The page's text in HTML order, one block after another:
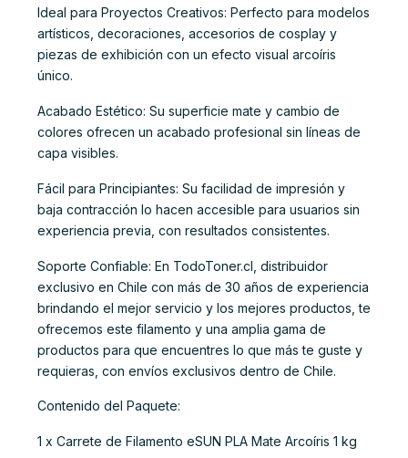
Ideal para Proyectos Creativos: Perfecto para modelos
artísticos, decoraciones, accesorios de cosplay y
piezas de exhibición con un efecto visual arcoíris
único.
Acabado Estético: Su superficie mate y cambio de
colores ofrecen un acabado profesional sin líneas de
capa visibles.
Fácil para Principiantes: Su facilidad de impresión y
baja contracción lo hacen accesible para usuarios sin
experiencia previa, con resultados consistentes.
Soporte Confiable: En TodoToner.cl, distribuidor
exclusivo en Chile con más de 30 años de experiencia
brindando el mejor servicio y los mejores productos, te
ofrecemos este filamento y una amplia gama de
productos para que encuentres lo que más te guste y
requieras, con envíos exclusivos dentro de Chile.
Contenido del Paquete:
1 x Carrete de Filamento eSUN PLA Mate Arcoíris 1 kg